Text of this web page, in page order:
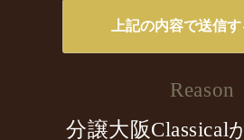
Reason
分譲大阪Classical